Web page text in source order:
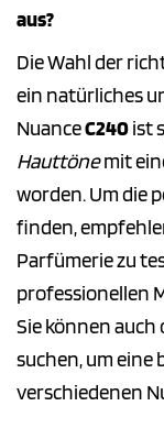
aus?
Die Wahl der
ein natürliches
NuanceC240ist
Hauttönemit
worden. Um die
finden,
Parfümerie zu
professionellen
Sie können auch
suchen, um eine
verschiedenen